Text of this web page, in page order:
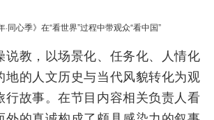
·同心季》在“看世界”过程中带观众“看中国”
说教，以场景化、任务化、人情化
地的人文历史与当代风貌转化为观
行故事。在节目内容相关负责人看